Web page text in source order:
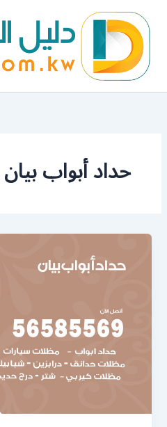
المحتوى
حداد أبواب بيان